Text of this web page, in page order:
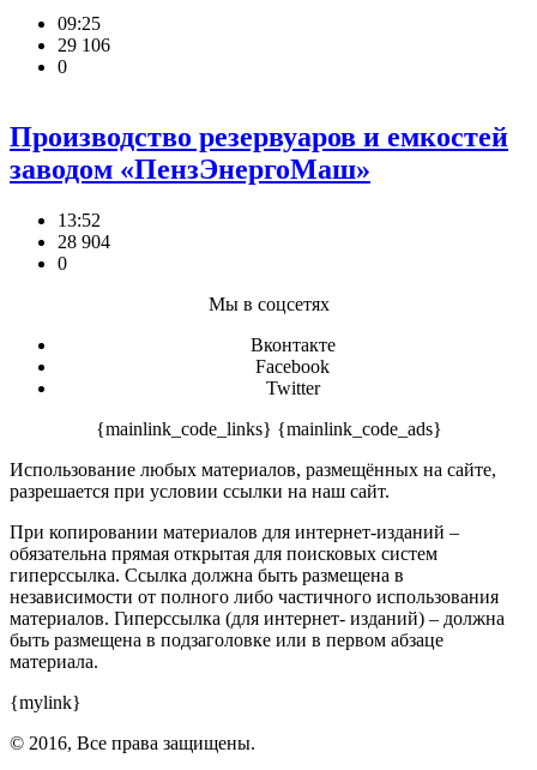
09:25
29 106
0
Производство резервуаров и емкостей
заводом «ПензЭнергоМаш»
13:52
28 904
0
Мы в соцсетях
Вконтакте
Facebook
Twitter
{mainlink_code_links} {mainlink_code_ads}
Использование любых материалов, размещённых на сайте,
разрешается при условии ссылки на наш сайт.
При копировании материалов для интернет-изданий –
обязательна прямая открытая для поисковых систем
гиперссылка. Ссылка должна быть размещена в
независимости от полного либо частичного использования
материалов. Гиперссылка (для интернет- изданий) – должна
быть размещена в подзаголовке или в первом абзаце
материала.
{mylink}
© 2016, Все права защищены.